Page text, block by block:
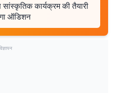
कार्यक्रम की तैयारी
ऑडिशन